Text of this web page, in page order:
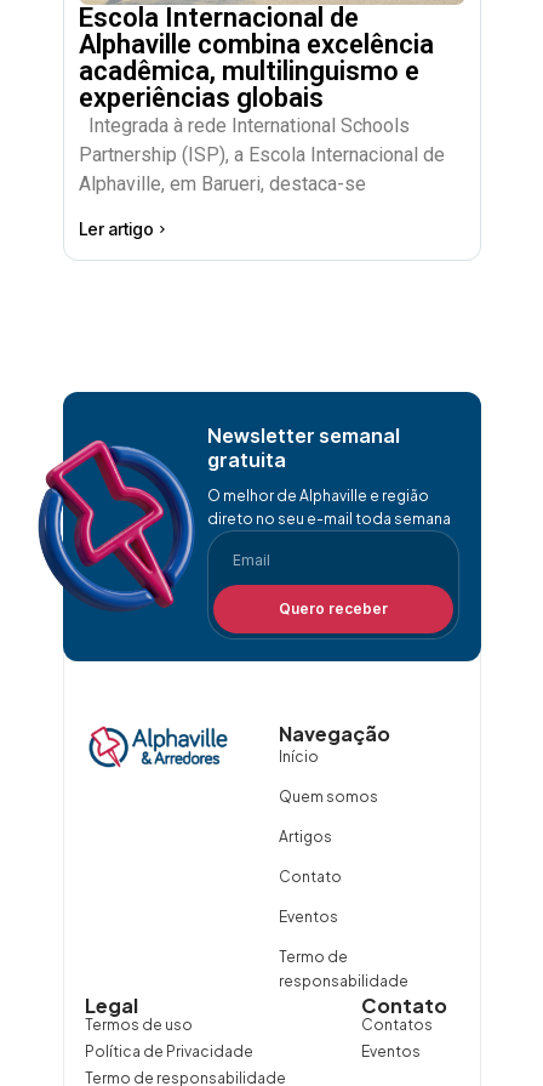
Escola Internacional de
Alphaville combina excelência
acadêmica, multilinguismo e
experiências globais
Integrada à rede International Schools
Partnership (ISP), a Escola Internacional de
Alphaville, em Barueri, destaca-se
Ler artigo
Newsletter semanal
gratuita
O melhor de Alphaville e região
direto no seu e-mail toda semana
Quero receber
Navegação
Início
Quem somos
Artigos
Contato
Eventos
Termo de
responsabilidade
Contato
Contatos
Eventos
Legal
Termos de uso
Política de Privacidade
Termo de responsabilidade